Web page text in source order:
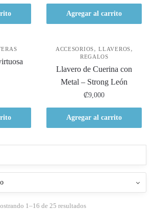
Agregar al carrito
ACCESORIOS,LLAVEROS,
REGALOS
Llavero de Cuerina con
Metal – Strong León
₡9,000
Agregar al carrito
1–16 de 25 resultados